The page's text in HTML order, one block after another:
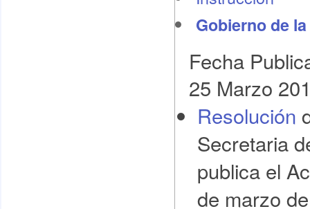
Gobierno de
Fecha
25 Marzo
Resolución
Secretaria
publica el
de marzo